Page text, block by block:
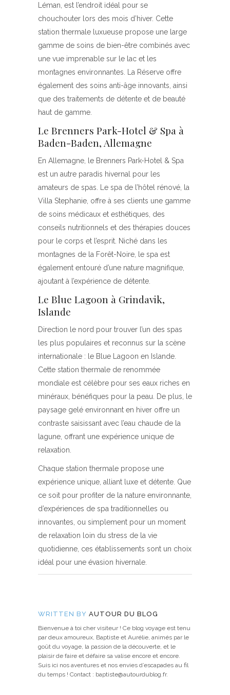
Léman, est l’endroit idéal pour se
chouchouter lors des mois d’hiver. Cette
station thermale luxueuse propose une large
gamme de soins de bien-être combinés avec
une vue imprenable sur le lac et les
montagnes environnantes. La Réserve offre
également des soins anti-âge innovants, ainsi
que des traitements de détente et de beauté
haut de gamme.
Le Brenners Park-Hotel & Spa à
Baden-Baden, Allemagne
En Allemagne, le Brenners Park-Hotel & Spa
est un autre paradis hivernal pour les
amateurs de spas. Le spa de l’hôtel rénové, la
Villa Stephanie, offre à ses clients une gamme
de soins médicaux et esthétiques, des
conseils nutritionnels et des thérapies douces
pour le corps et l’esprit. Niché dans les
montagnes de la Forêt-Noire, le spa est
également entouré d’une nature magnifique,
ajoutant à l’expérience de détente.
Le Blue Lagoon à Grindavik,
Islande
Direction le nord pour trouver l’un des spas
les plus populaires et reconnus sur la scène
internationale : le Blue Lagoon en Islande.
Cette station thermale de renommée
mondiale est célèbre pour ses eaux riches en
minéraux, bénéfiques pour la peau. De plus, le
paysage gelé environnant en hiver offre un
contraste saisissant avec l’eau chaude de la
lagune, offrant une expérience unique de
relaxation.
Chaque station thermale propose une
expérience unique, alliant luxe et détente. Que
ce soit pour profiter de la nature environnante,
d’expériences de spa traditionnelles ou
innovantes, ou simplement pour un moment
de relaxation loin du stress de la vie
quotidienne, ces établissements sont un choix
idéal pour une évasion hivernale.
WRITTEN BY AUTOUR DU BLOG
Bienvenue à toi cher visiteur ! Ce blog voyage est tenu
par deux amoureux, Baptiste et Aurélie, animés par le
goût du voyage, la passion de la découverte, et le
plaisir de faire et défaire sa valise encore et encore.
Suis ici nos aventures et nos envies d’escapades au fil
du temps ! Contact : baptiste@autourdublog.fr.